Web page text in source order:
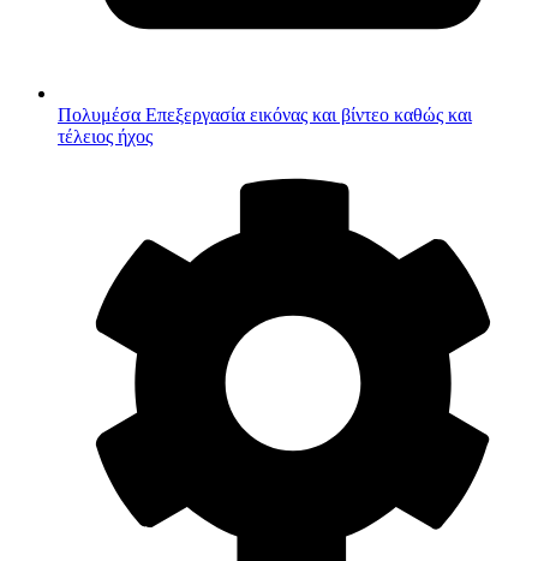
Πολυμέσα Επεξεργασία εικόνας και βίντεο καθώς και
τέλειος ήχος